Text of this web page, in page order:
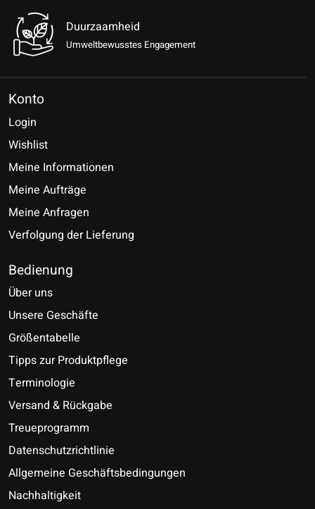
Duurzaamheid
Umweltbewusstes Engagement
Konto
Login
Wishlist
Meine Informationen
Meine Aufträge
Meine Anfragen
Verfolgung der Lieferung
Bedienung
Über uns
Unsere Geschäfte
Größentabelle
Tipps zur Produktpflege
Terminologie
Versand & Rückgabe
Treueprogramm
Datenschutzrichtlinie
Allgemeine Geschäftsbedingungen
Nachhaltigkeit